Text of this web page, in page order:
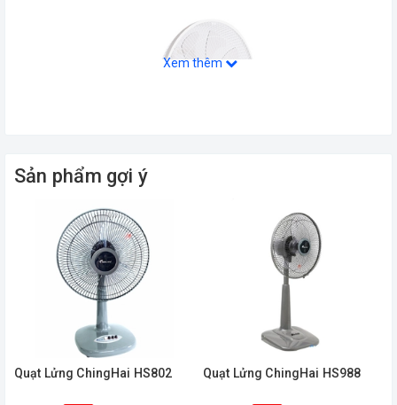
Xem thêm
Sản phẩm gợi ý
Quạt Lửng ChingHai HS802 Quạt Lửng ChingHai HS988